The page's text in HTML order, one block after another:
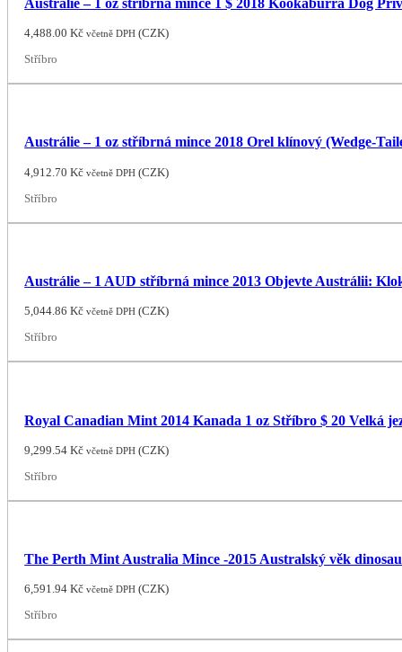
4,488.00Kč včetně DPH (CZK)
Stříbro
Austrálie – 1 oz stříbrná mince 2018 Orel klínový (Wedge-
4,912.70Kč včetně DPH (CZK)
Stříbro
Austrálie – 1 AUD stříbrná mince 2013 Objevte Austrálii:
5,044.86Kč včetně DPH (CZK)
Stříbro
Royal Canadian Mint 2014 Kanada 1 oz Stříbro $ 20 Velká
9,299.54Kč včetně DPH (CZK)
Stříbro
The Perth Mint Australia Mince -2015 Australský věk
6,591.94Kč včetně DPH (CZK)
Stříbro